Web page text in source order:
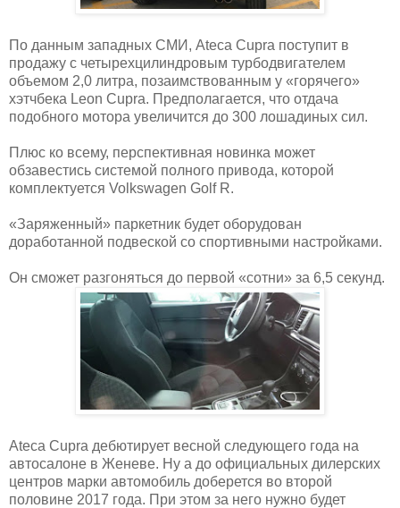
По данным западных СМИ, Ateca Cupra поступит в
продажу с четырехцилиндровым турбодвигателем
объемом 2,0 литра, позаимствованным у «горячего»
хэтчбека Leon Cupra. Предполагается, что отдача
подобного мотора увеличится до 300 лошадиных сил.
Плюс ко всему, перспективная новинка может
обзавестись системой полного привода, которой
комплектуется Volkswagen Golf R.
«Заряженный» паркетник будет оборудован
доработанной подвеской со спортивными настройками.
Он сможет разгоняться до первой «сотни» за 6,5 секунд.
Ateca Cupra дебютирует весной следующего года на
автосалоне в Женеве. Ну а до официальных дилерских
центров марки автомобиль доберется во второй
половине 2017 года. При этом за него нужно будет